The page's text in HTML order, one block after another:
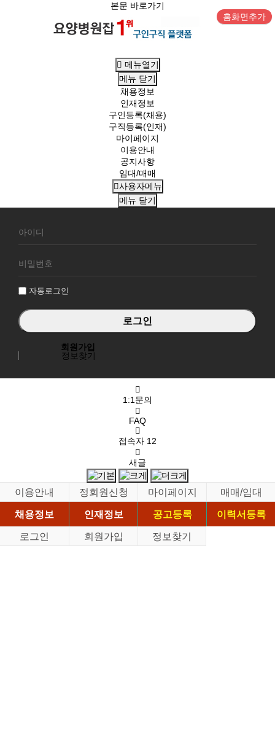
본문 바로가기
홈화면추가
메뉴열기
메뉴 닫기
채용정보
인재정보
구인등록(채용)
구직등록(인재)
마이페이지
이용안내
공지사항
임대/매매
사용자메뉴
메뉴 닫기
원
그
자동로그인
회원가입
정보찾기
1:1문의
FAQ
접속자 12
새글
이용안내 정회원신청 마이페이지
매매/임대
채용정보
인재정보 공고등록
이력서등록
로그인
회원가입 정보찾기